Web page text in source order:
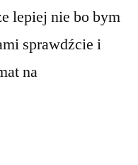
lepiej nie bo bym
sprawdźcie i
na